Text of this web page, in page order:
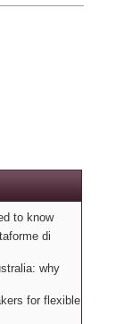
to know
di
why
for flexible